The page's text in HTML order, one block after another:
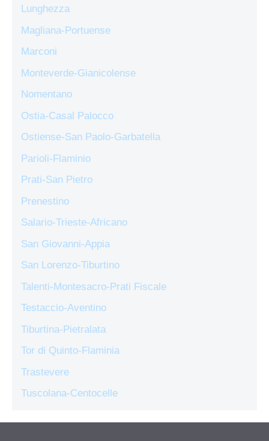
Lunghezza
Magliana-Portuense
Marconi
Monteverde-Gianicolense
Nomentano
Ostia-Casal Palocco
Ostiense-San Paolo-Garbatella
Parioli-Flaminio
Prati-San Pietro
Prenestino
Salario-Trieste-Africano
San Giovanni-Appia
San Lorenzo-Tiburtino
Talenti-Montesacro-Prati Fiscale
Testaccio-Aventino
Tiburtina-Pietralata
Tor di Quinto-Flaminia
Trastevere
Tuscolana-Centocelle